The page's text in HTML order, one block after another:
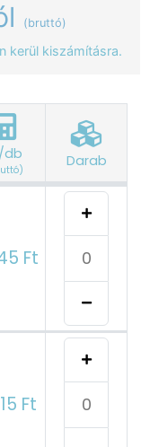
(bruttó)
kerül kiszámításra.
db Darab
Ft
Ft